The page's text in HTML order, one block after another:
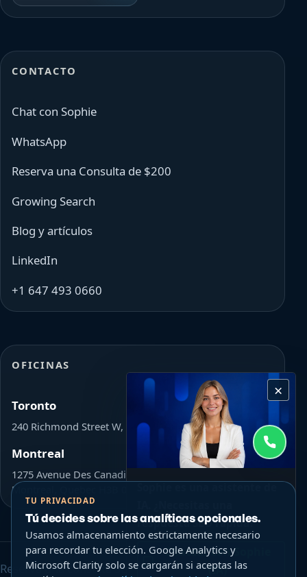
CONTACTO
Chat con Sophie
WhatsApp
Reserva una Consulta de $200
Growing Search
Blog y artículos
LinkedIn
+1 647 493 0660
OFICINAS
Toronto
240 Richmond Street W, Toronto, ON Canada M5V 1V6
Montreal
1275 Avenue Des Canadiens-De-Montreal L'Avenue,
Montreal, Quebec H3B 0G4
Reserva una consulta SEO enfocada de $200 o explora
TU PRIVACIDAD
Tú decides sobre las analíticas opcionales.
Usamos almacenamiento estrictamente necesario
para recordar tu elección. Google Analytics y
Microsoft Clarity solo se cargarán si aceptas las
×
respuesta SEO rápida?
Chatear con Sophie
(IA)